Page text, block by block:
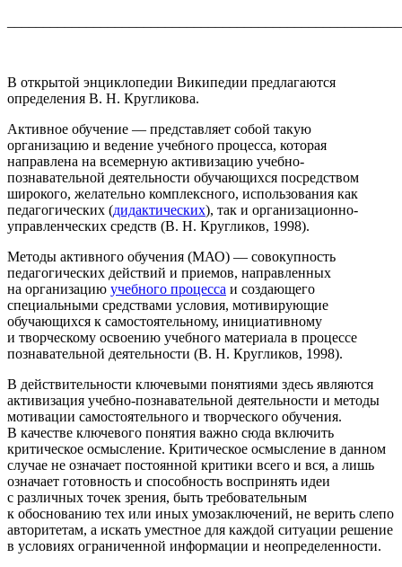
В открытой энциклопедии Википедии предлагаются
определения В. Н. Кругликова.
Активное обучение — представляет собой такую
организацию и ведение учебного процесса, которая
направлена на всемерную активизацию учебно-
познавательной деятельности обучающихся посредством
широкого, желательно комплексного, использования как
педагогических (дидактических), так и организационно-
управленческих средств (В. Н. Кругликов, 1998).
Методы активного обучения (МАО) — совокупность
педагогических действий и приемов, направленных
на организацию учебного процесса и создающего
специальными средствами условия, мотивирующие
обучающихся к самостоятельному, инициативному
и творческому освоению учебного материала в процессе
познавательной деятельности (В. Н. Кругликов, 1998).
В действительности ключевыми понятиями здесь являются
активизация учебно-познавательной деятельности и методы
мотивации самостоятельного и творческого обучения.
В качестве ключевого понятия важно сюда включить
критическое осмысление. Критическое осмысление в данном
случае не означает постоянной критики всего и вся, а лишь
означает готовность и способность воспринять идеи
с различных точек зрения, быть требовательным
к обоснованию тех или иных умозаключений, не верить слепо
авторитетам, а искать уместное для каждой ситуации решение
в условиях ограниченной информации и неопределенности.